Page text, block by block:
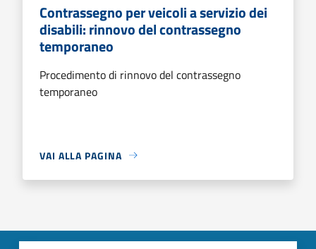
Contrassegno per veicoli a servizio dei
disabili: rinnovo del contrassegno
temporaneo
Procedimento di rinnovo del contrassegno
temporaneo
VAI ALLA PAGINA